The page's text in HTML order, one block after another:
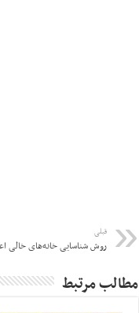
قبلی
روش شناسایی خانه‌های خالی
مطالب مرتبط